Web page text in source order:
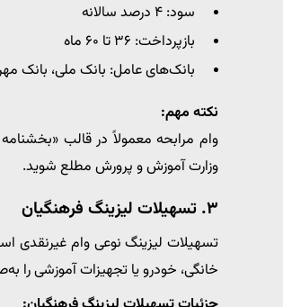
سود: ۴ درصد سالانه
بازپرداخت: ۳۶ تا ۶۰ ماه
بانک‌های عامل: بانک ملی، بانک
نکته مهم:
وزارت آموزش و پرورش مطلع شوید.
۳. تسهیلات لیزینگ فرهنگیان
تسهیلات لیزینگ نوعی وام غیرنقدی
خانگی، خودرو یا تجهیزات آموزشی را